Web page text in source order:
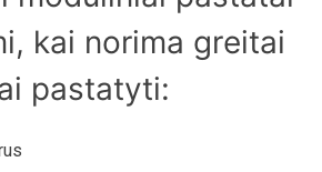
kai norima greitai
pastatyti: